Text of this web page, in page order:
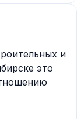
и
это